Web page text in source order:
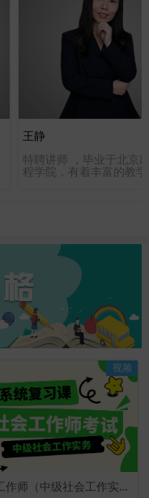
王静
特聘讲师 ，毕业于北京
程学院，有着丰富的教
社会工作师（中级社会工作实务）系统复习课
视频